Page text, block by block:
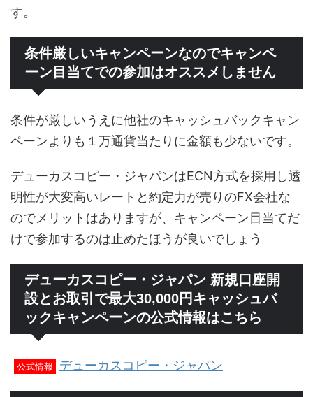
す。
条件厳しいキャンペーンなのでキャンペ
ーン目当てでの参加はオススメしません
条件が厳しいうえに他社のキャッシュバックキャン
ペーンよりも１万通貨当たりに金額も少ないです。
デューカスコピー・ジャパンはECN方式を採用し透
明性が大変高いレートと約定力が売りのFX会社な
のでメリットはありますが、キャンペーン目当てだ
けで参加するのは止めたほうが良いでしょう
デューカスコピー・ジャパン 新規口座開
設とお取引で最大30,000円キャッシュバ
ックキャンペーンの公式情報はこちら
公式情報 デューカスコピー・ジャパン